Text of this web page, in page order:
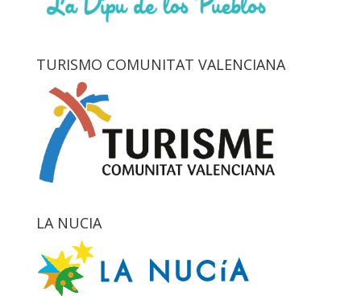
TURISMO COMUNITAT VALENCIANA
LA NUCIA